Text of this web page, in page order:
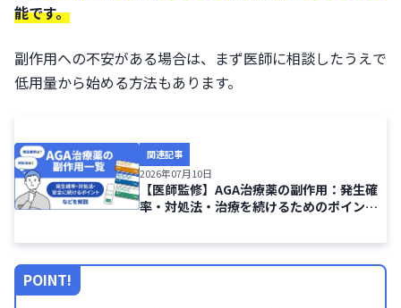
能です。
副作用への不安がある場合は、まず医師に相談したうえで
低用量から始める方法もあります。
関連記事
2026年07月10日
【医師監修】AGA治療薬の副作用：発生確
率・対処法・治療を続けるためのポイント
POINT!